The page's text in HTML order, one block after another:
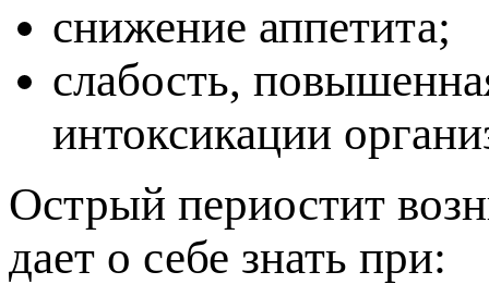
снижение аппетита;
слабость,
интоксикации
Острый периостит
дает о себе знать при: